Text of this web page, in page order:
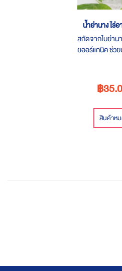
น้ำย่านาง ไร่
สกัดจากใบย่านา
ยออร์แกนิค ช่ว
฿
สินค้าห